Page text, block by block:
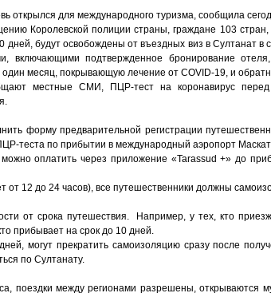
открылся для международного туризма, сообщила
Королевской полиции страны, граждане 103
дней, будут освобождены от въездных виз в Султанат в
включающими подтвержденное бронирование
один месяц, покрывающую лечение от COVID-19, и
местные СМИ, ПЦР-тест на коронавирус
форму предварительной регистрации
теста по прибытии в международный аэропорт
оплатить через приложение «Tarassud +» до
12 до 24 часов), все путешественники должны
от срока путешествия. Например, у тех, кто
прибывает на срок до 10 дней.
могут прекратить самоизоляцию сразу после
по Султанату.
поездки между регионами разрешены, открываются